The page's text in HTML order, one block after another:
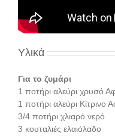
Υλικά
Για το ζυμάρι
1 ποτήρι αλεύρι χρυσό
1 ποτήρι αλεύρι
3/4 ποτήρι χλιαρό νερό
3 κουταλιές ελαιόλαδο